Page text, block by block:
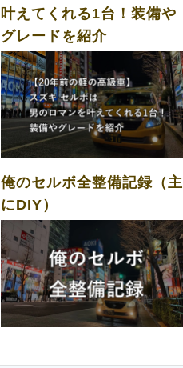
叶えてくれる1台！装備や
グレードを紹介
俺のセルボ全整備記録（主
にDIY）